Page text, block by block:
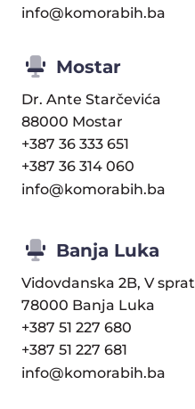
info@komorabih.ba
Mostar
Dr. Ante Starčevića
88000 Mostar
+387 36 333 651
+387 36 314 060
info@komorabih.ba
Banja Luka
Vidovdanska 2B, V sprat
78000 Banja Luka
+387 51 227 680
+387 51 227 681
info@komorabih.ba